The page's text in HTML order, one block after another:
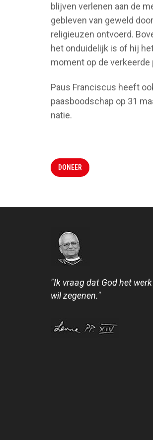
blijven verlenen aan de
gebleven van geweld
religieuzen ontvoerd.
het onduidelijk is of hij
moment op de verkeerde
Paus Franciscus heeft
paasboodschap op 31
natie.
DONEER
"Ik vraag dat God het
wil zegenen."